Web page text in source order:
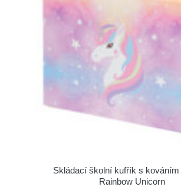
Skládací školní kufřík s
Rainbow Unicorn